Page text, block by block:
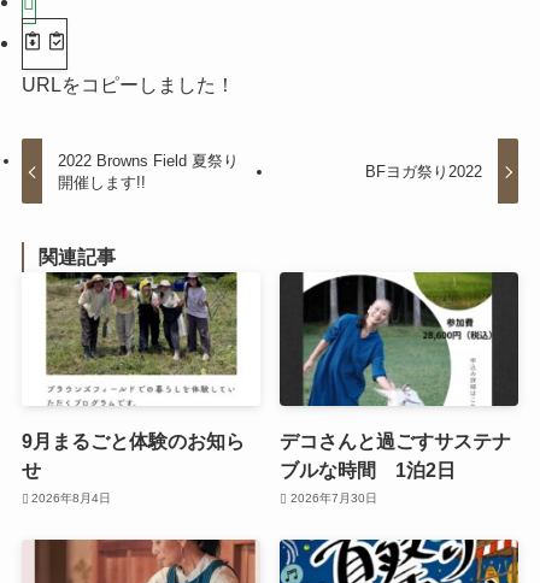
URLをコピーしました！
2022 Browns Field 夏祭り
開催します!!
BFヨガ祭り2022
関連記事
9月まるごと体験のお知ら
せ
2026年8月4日
デコさんと過ごすサステナ
ブルな時間 1泊2日
2026年7月30日